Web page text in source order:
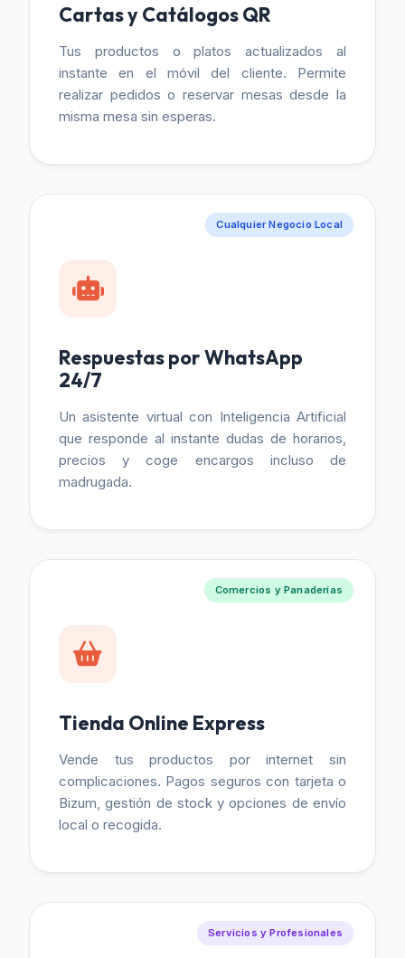
Cartas y Catálogos QR
Tus productos o platos actualizados al
instante en el móvil del cliente. Permite
realizar pedidos o reservar mesas desde la
misma mesa sin esperas.
Cualquier Negocio Local
Respuestas por WhatsApp
24/7
Un asistente virtual con Inteligencia Artificial
que responde al instante dudas de horarios,
precios y coge encargos incluso de
madrugada.
Comercios y Panaderías
Tienda Online Express
Vende tus productos por internet sin
complicaciones. Pagos seguros con tarjeta o
Bizum, gestión de stock y opciones de envío
local o recogida.
Servicios y Profesionales